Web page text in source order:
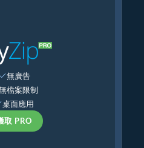
無廣告
檔案限制
桌面應用
取 PRO